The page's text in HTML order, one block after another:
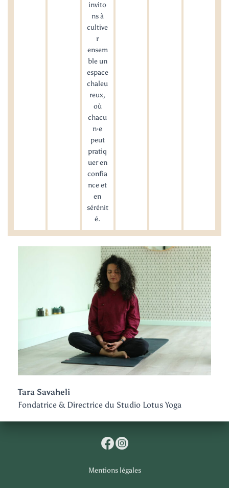
invito
ns à
cultive
r
ensem
ble un
espace
chaleu
reux,
où
chacu
n·e
peut
pratiq
uer en
confia
nce et
en
sérénit
é.
Tara Savaheli
Fondatrice & Directrice du Studio Lotus Yoga
Mentions légales